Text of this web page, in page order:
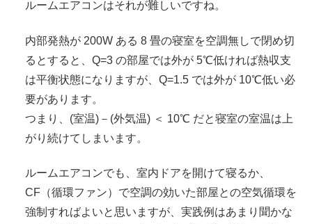
ルームエアコンはそれが難しいですね。
内部発熱が 200W ある 8 畳の寝室を空調無しで閉め切
るとすると、Q=3 の部屋では外が 5℃低ければ熱収支
は平衡状態になりますが、Q=1.5 では外が 10℃低い必
要があります。
つまり、(室温)－(外気温) ＜ 10℃ だと寝室の室温は上
がり続けてしまいます。
ルームエアコンでも、室内ドアを開けて寝るか、
CF（循環ファン）で空調の効いた部屋との空気循環を
強制すればよいと思いますが、実践例はあまり聞かな